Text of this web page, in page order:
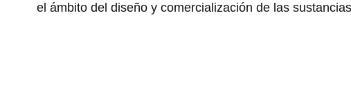
el ámbito del diseño y comercialización de las